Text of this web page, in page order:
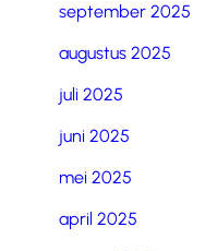
september 2025
augustus 2025
juli 2025
juni 2025
mei 2025
april 2025